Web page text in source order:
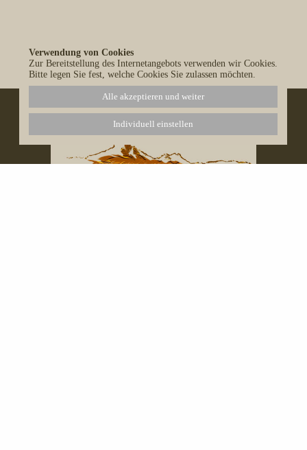
Alle Blog-Einträge anzeigen
Verwendung von Cookies
Zur Bereitstellung des Internetangebots verwenden wir Cookies.
Bitte legen Sie fest, welche Cookies Sie zulassen möchten.
Alle akzeptieren und weiter
Individuell einstellen